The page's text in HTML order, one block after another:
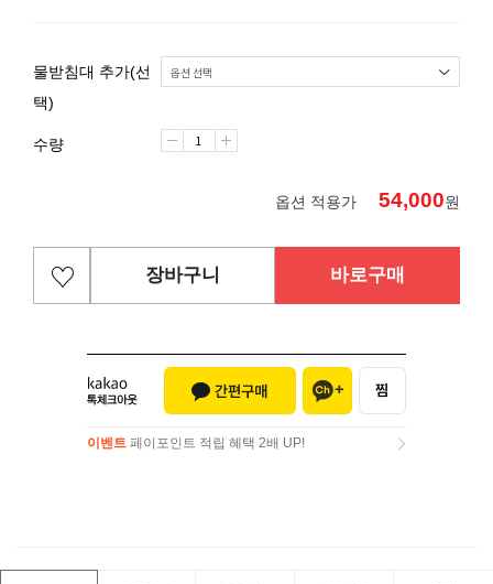
물받침대 추가(선
택)
수량
옵션 적용가 54,000원
장바구니 바로구매
이벤트 페이포인트 적립 혜택 2배 UP!